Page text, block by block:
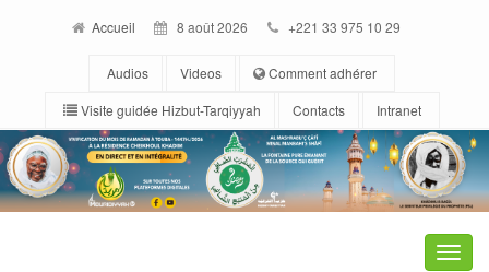
Accueil 8 août 2026 +221 33 975 10 29
Audios Videos
Comment adhérer
Visite guidée Hizbut-Tarqiyyah
Contacts Intranet
Toggle